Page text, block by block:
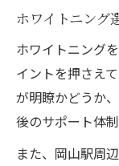
ホワイトニング
ホワイトニング
イントを押さえ
が明瞭かどうか
後のサポート体
また、岡山駅周